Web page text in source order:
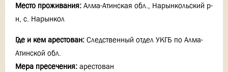
Место проживания: Алма-Атинская обл., Нарынкольский р-
н, с. Нарынкол
Где и кем арестован: Следственный отдел УКГБ по Алма-
Атинской обл.
Мера пресечения: арестован